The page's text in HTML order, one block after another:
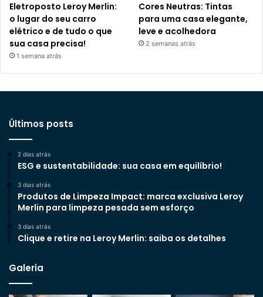
Eletroposto Leroy Merlin:
o lugar do seu carro
elétrico e de tudo o que
sua casa precisa!
1 semana atrás
Cores Neutras: Tintas
para uma casa elegante,
leve e acolhedora
2 semanas atrás
Últimos posts
2 dias atrás
ESG e sustentabilidade: sua casa em equilíbrio!
3 dias atrás
Produtos de Limpeza Impact: marca exclusiva Leroy
Merlin para limpeza pesada sem esforço
3 dias atrás
Clique e retire na Leroy Merlin: saiba os detalhes
Galeria